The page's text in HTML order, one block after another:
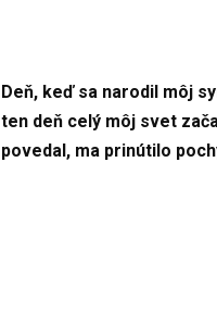
Deň, keď sa narodil môj
ten deň celý môj svet
povedal, ma prinútilo